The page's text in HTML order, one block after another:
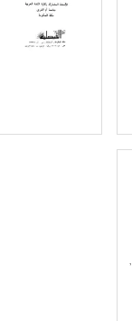
,